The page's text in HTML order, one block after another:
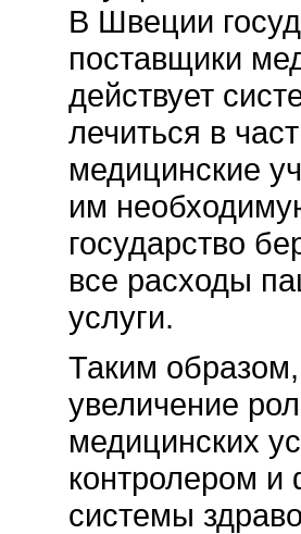
В Швеции
поставщики
действует
лечиться в
медицинские
им
государство
все расходы
услуги.
Таким
увеличение
медицинских
контролером
системы